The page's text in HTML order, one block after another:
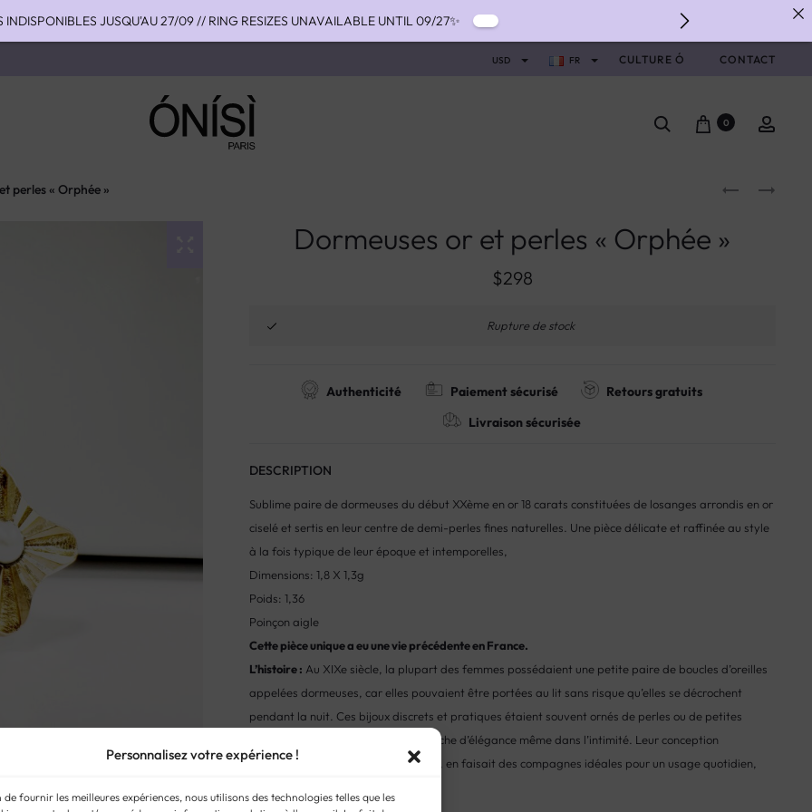
Personnalisez votre expérience !
de fournir les meilleures expériences, nous utilisons des technologies telles que les
USD FR CULTURE Ó CONTACT
0
perles « Orphée »
Dormeuses or et perles « Orphée »
$298
Rupture de stock
Authenticité Paiement sécurisé
Retours gratuits
Livraison sécurisée
DESCRIPTION
Sublime paire de dormeuses du début XXème en or 18 carats constituées de losanges arrondis en or
ciselé et sertis en leur centre de demi-perles fines naturelles. Une pièce délicate et raffinée au style
à la fois typique de leur époque et intemporelles,
Dimensions: 1,8 X 1,3g
Poids: 1,36
Poinçon aigle
Cette pièce unique a eu une vie précédente en France.
L’histoire : Au XIXe siècle, la plupart des femmes possédaient une petite paire de boucles d’oreilles
appelées dormeuses, car elles pouvaient être portées au lit sans risque qu’elles se décrochent
pendant la nuit. Ces bijoux discrets et pratiques étaient souvent ornés de perles ou de petites
pierres précieuses, ajoutant une touche d’élégance même dans l’intimité. Leur conception
ingénieuse, avec un fermoir sécurisé, en faisait des compagnes idéales pour un usage quotidien,
INDISPONIBLES JUSQU'AU 27/09 // RING RESIZES UNAVAILABLE UNTIL 09/27✨